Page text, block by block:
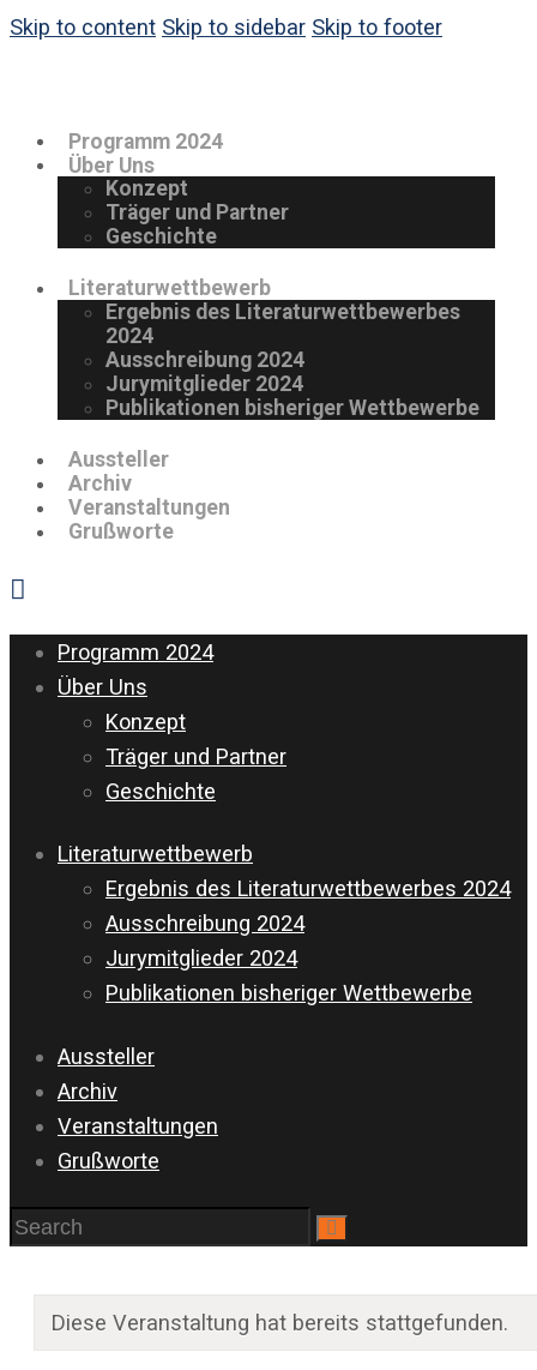
Skip to content Skip to sidebar Skip to footer
Programm 2024
Über Uns
Konzept
Träger und Partner
Geschichte
Literaturwettbewerb
Ergebnis des Literaturwettbewerbes
2024
Ausschreibung 2024
Jurymitglieder 2024
Publikationen bisheriger Wettbewerbe
Aussteller
Archiv
Veranstaltungen
Grußworte
Programm 2024
Über Uns
Konzept
Träger und Partner
Geschichte
Literaturwettbewerb
Ergebnis des Literaturwettbewerbes 2024
Ausschreibung 2024
Jurymitglieder 2024
Publikationen bisheriger Wettbewerbe
Aussteller
Archiv
Veranstaltungen
Grußworte
Diese Veranstaltung hat bereits stattgefunden.